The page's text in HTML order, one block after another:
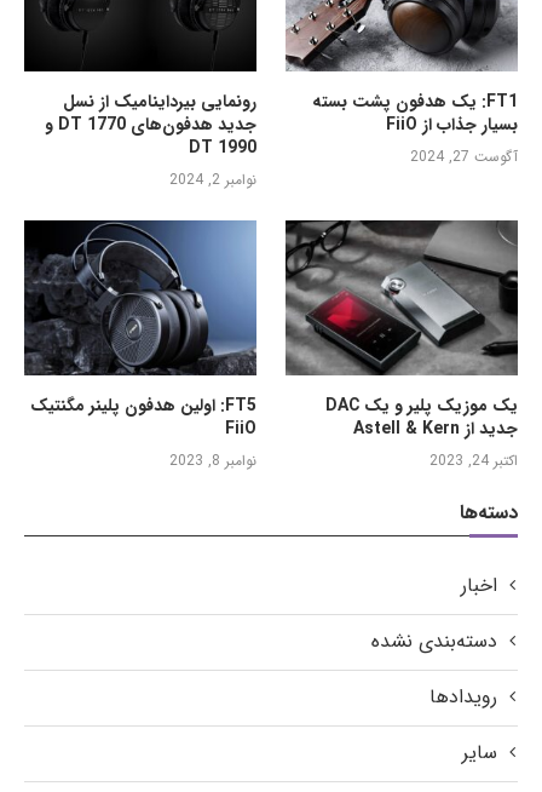
رونمایی بیرداینامیک از نسل
جدید هدفون‌های DT 1770 و
DT 1990
نوامبر 2, 2024
FT1: یک هدفون پشت بسته
بسیار جذاب از FiiO
آگوست 27, 2024
FT5: اولین هدفون پلینر مگنتیک
FiiO
نوامبر 8, 2023
یک موزیک پلیر و یک DAC
جدید از Astell & Kern
اکتبر 24, 2023
دسته‌ها
اخبار
دسته‌بندی نشده
رویدادها
سایر